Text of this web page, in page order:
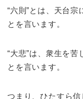
“六則”とは、天台宗
とを言います。
“大悲”は、衆生を苦
とを言います。
つまり、ひたすら